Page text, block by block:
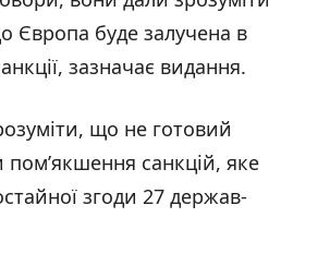
Європа буде залучена в
зазначає видання.
що не готовий
санкцій, яке
згоди 27 держав-